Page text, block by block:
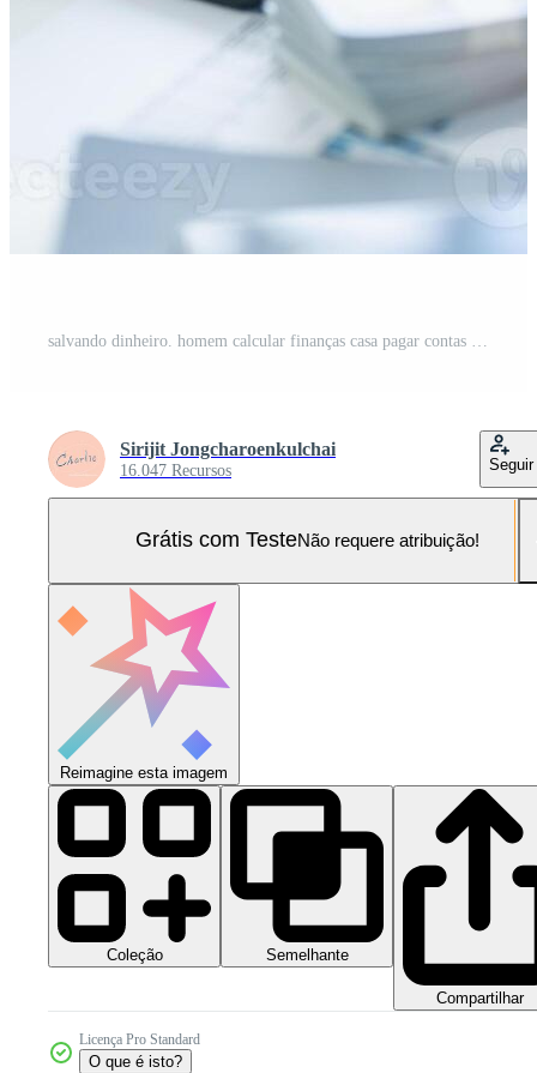
Sirijit Jongcharoenkulchai
16.047 Recursos Seguir
Grátis com TesteNão requere atribuição!
Reimagine esta imagem
Coleção Semelhante
Compartilhar
Licença Pro Standard
O que é isto?